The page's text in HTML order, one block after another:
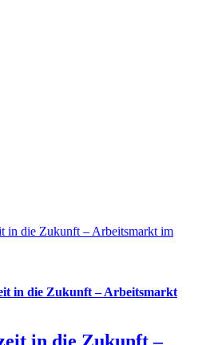
in die Zukunft – Arbeitsmarkt im
in die Zukunft – Arbeitsmarkt
in die Zukunft –